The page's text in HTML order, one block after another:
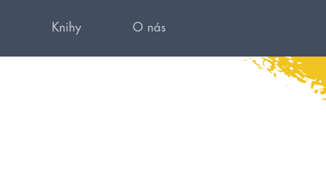
Knihy O nás